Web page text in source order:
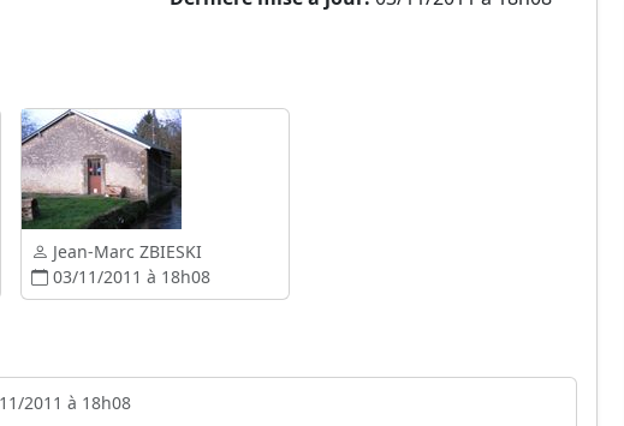
Jean-Marc ZBIESKI
03/11/2011 à 18h08
2011 à 18h08